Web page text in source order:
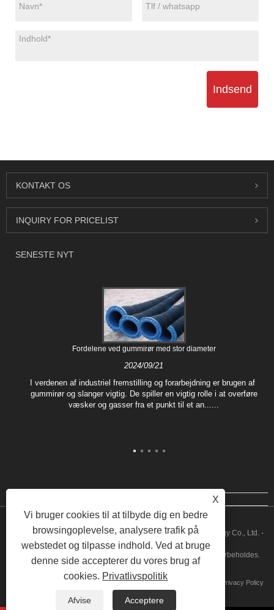
Indsend
KONTAKT OS
INQUIRY FOR PRICELIST
SENESTE NYT
Fordelene ved gummirør med stor diameter
2024/09/21
I verdenen af ​​industriel fremstilling og forarbejdning er brugen af ​​
gummirør og slanger vigtig. De spiller en vigtig rolle i at overføre
væsker og gasser fra et punkt til et an......
Copyright © 2022 Hebei Fushuo Metal Rubber Plastic Technology Co., Ltd. -
Gummirør, blød forbindelse, rørkompensator - Alle rettigheder forbeholdes.
Sitemap RSS Privacy Policy
X
Vi bruger cookies til at tilbyde dig en bedre
browsingoplevelse, analysere trafik på
webstedet og tilpasse indhold. Ved at bruge
denne side accepterer du vores brug af
cookies. Privatlivspolitik
Afvise Acceptere